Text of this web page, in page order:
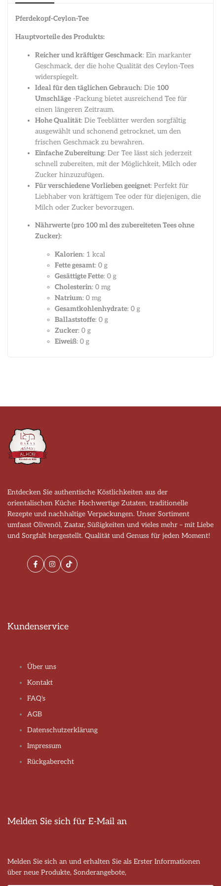
Pferdekopf-Ceylon-Tee
Hauptvorteile des Produkts:
Reicher und kräftiger Geschmack: Ein markanter
Geschmack, der die hohe Qualität des Ceylon-Tees
widerspiegelt.
Ideal für den täglichen Gebrauch: Die 100
Umschläge -Packung bietet ausreichend Tee für
einen längeren Zeitraum.
Hohe Qualität: Die Teeblätter werden sorgfältig
ausgewählt und schonend getrocknet, um den
frischen Geschmack zu bewahren.
Einfache Zubereitung: Der Tee lässt sich jederzeit
schnell zubereiten, mit der Möglichkeit, Milch oder
Zucker hinzuzufügen.
Für verschiedene Vorlieben geeignet: Perfekt für
Liebhaber von kräftigem Tee oder für diejenigen, die
Milch oder Zucker bevorzugen.
Nährwerte (pro 100 ml des zubereiteten Tees ohne
Zucker):
Kalorien: 1 kcal
Fette gesamt: 0 g
Gesättigte Fette: 0 g
Cholesterin: 0 mg
Natrium: 0 mg
Gesamtkohlenhydrate: 0 g
Ballaststoffe: 0 g
Zucker: 0 g
Eiweiß: 0 g
Entdecken Sie authentische Köstlichkeiten aus der
orientalischen Küche: Hochwertige Zutaten, traditionelle
Rezepte und nachhaltige Verpackungen. Unser Sortiment
umfasst Olivenöl, Zaatar, Süßigkeiten und vieles mehr – mit Liebe
und Sorgfalt hergestellt. Qualität und Genuss für jeden Moment!
FacebookInstagram
TikTok
Kundenservice
Über uns
Kontakt
FAQ's
AGB
Datenschutzerklärung
Impressum
Rückgaberecht
Melden Sie sich für E-Mail an
Melden Sie sich an und erhalten Sie als Erster Informationen
über neue Produkte, Sonderangebote,